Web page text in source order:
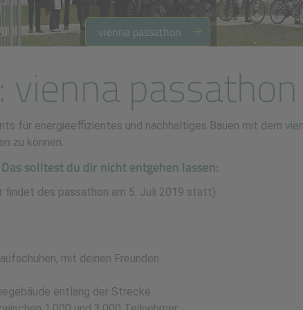
vienna passathon
vienna passathon
für energieeffizientes und nachhaltiges Bauen mit dem
zu können.
solltest du dir nicht entgehen lassen:
des passathon am 5. Juli 2019 statt)
mit deinen Freunden
entlang der Strecke